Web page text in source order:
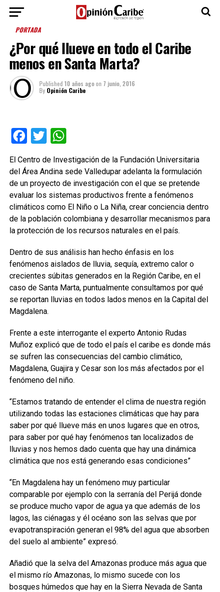
PORTADA
¿Por qué llueve en todo el Caribe
menos en Santa Marta?
Published 10 años agoon 7 junio, 2016
By Opinión Caribe
Facebook
TwitterWhatsApp
El Centro de Investigación de la Fundación Universitaria
del Área Andina sede Valledupar adelanta la formulación
de un proyecto de investigación con el que se pretende
evaluar los sistemas productivos frente a fenómenos
climáticos como El Niño o La Niña, crear conciencia dentro
de la población colombiana y desarrollar mecanismos para
la protección de los recursos naturales en el país.
Dentro de sus análisis han hecho énfasis en los
fenómenos aislados de lluvia, sequía, extremo calor o
crecientes súbitas generados en la Región Caribe, en el
caso de Santa Marta, puntualmente consultamos por qué
se reportan lluvias en todos lados menos en la Capital del
Magdalena.
Frente a este interrogante el experto Antonio Rudas
Muñoz explicó que de todo el país el caribe es donde más
se sufren las consecuencias del cambio climático,
Magdalena, Guajira y Cesar son los más afectados por el
fenómeno del niño.
“Estamos tratando de entender el clima de nuestra región
utilizando todas las estaciones climáticas que hay para
saber por qué llueve más en unos lugares que en otros,
para saber por qué hay fenómenos tan localizados de
lluvias y nos hemos dado cuenta que hay una dinámica
climática que nos está generando esas condiciones”
“En Magdalena hay un fenómeno muy particular
comparable por ejemplo con la serranía del Perijá donde
se produce mucho vapor de agua ya que además de los
lagos, las ciénagas y él océano son las selvas que por
evapotranspiración generan el 98% del agua que absorben
del suelo al ambiente” expresó.
Añadió que la selva del Amazonas produce más agua que
el mismo río Amazonas, lo mismo sucede con los
bosques húmedos que hay en la Sierra Nevada de Santa